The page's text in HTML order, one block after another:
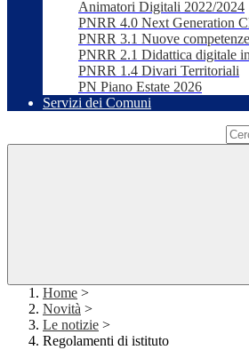
Animatori Digitali 2022/2024
PNRR 4.0 Next Generation
PNRR 3.1 Nuove
PNRR 2.1 Didattica digitale
PNRR 1.4 Divari Territoriali
PN Piano Estate 2026
Servizi dei Comuni
Home >
Novità >
Le notizie >
Regolamenti di istituto